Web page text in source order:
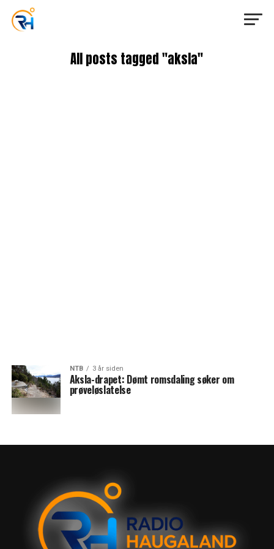
All posts tagged "aksla"
NTB 3 år siden
Aksla-drapet: Dømt romsdaling søker om
prøveløslatelse